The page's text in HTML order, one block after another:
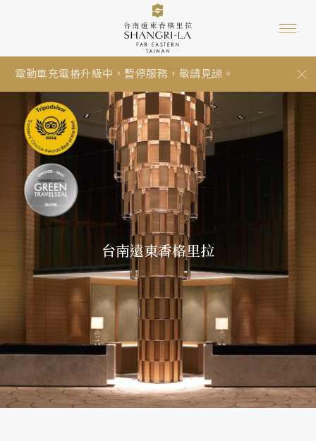
台南遠東香格里拉
自備個人衛生用品，一起守護地球永續
芳療設備裝修中，預計8月25日啟用。
2026城鎮韌性 (防空) 演習通知
電動車充電樁升級中，暫停服務，敬請見諒。
停車資訊：停車位視現場供應狀況提供，採先到先停...
環保旅館台南遠東香格里拉永續發展再獲「GTS綠色...
友善海洋的防曬產品宣導
嚴防詐騙!! 台南遠東香格里拉提醒您，接到任何不明...
自備個人衛生用品，一起守護地球永續
芳療設備裝修中，預計8月25日啟用。